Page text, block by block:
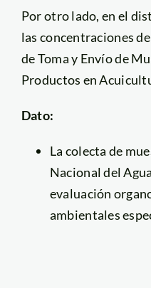
Por otro lado, en el
las concentraciones
de Toma y Envío de
Productos en
Dato:
La colecta de
Nacional del
evaluación
ambientales